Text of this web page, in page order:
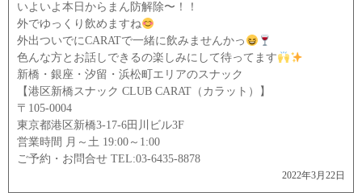
いよいよ本日からまん防解除〜！！
外でゆっくり飲めますね
外出ついでにCARATで一緒に飲みませんかっ
色んな方とお話しできるの楽しみにして待ってます
新橋・銀座・汐留・浜松町エリアのスナック
【港区新橋スナック CLUB CARAT（カラット）】
〒105-0004
東京都港区新橋3-17-6田川ビル3F
営業時間 月～土 19:00～1:00
ご予約・お問合せ TEL:03-6435-8878
2022年3月22日